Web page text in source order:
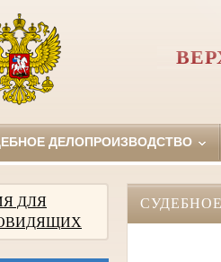
ДЕЛОПРОИЗВОДСТВО
ДЛЯ